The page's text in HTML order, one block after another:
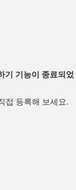
기 기능이 종료되었
접 등록해 보세요.